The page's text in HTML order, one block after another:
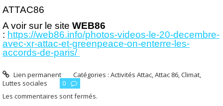
ATTAC86
A voir sur le site WEB86
: https://web86.info/photos-videos-le-20-decembre-
avec-xr-attac-et-greenpeace-on-enterre-les-
accords-de-paris/
Lien permanent Catégories :Activités Attac,Attac 86,Climat,
Luttes sociales
0
Les commentaires sont fermés.